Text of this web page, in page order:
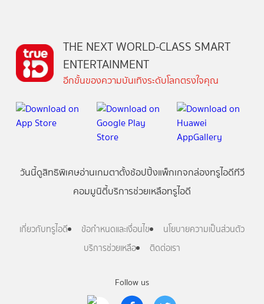
Follow us
THE NEXT WORLD-CLASS SMART
ENTERTAINMENT
อีกขั้นของความบันเทิงระดับโลกตรงใจคุณ
วันนี้ดูสิทธิพิเศษอ่านเกมตาตั้งช้อปปิ้งแพ็กเกจกล่องทรูไอดีทีวี
คอมมูนิตี้บริการช่วยเหลือทรูไอดี
เกี่ยวกับทรูไอดี ข้อกำหนดและเงื่อนไข
นโยบายความเป็นส่วนตัว
บริการช่วยเหลือ
ติดต่อเรา